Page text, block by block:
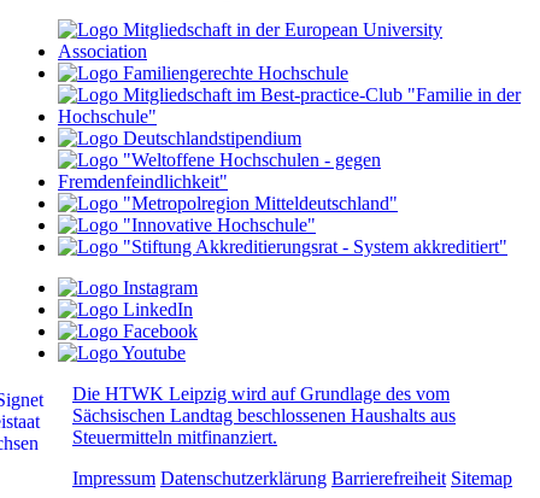
Die HTWK Leipzig wird auf Grundlage des vom
Sächsischen Landtag beschlossenen Haushalts aus
Steuermitteln mitfinanziert.
Impressum Datenschutzerklärung Barrierefreiheit Sitemap